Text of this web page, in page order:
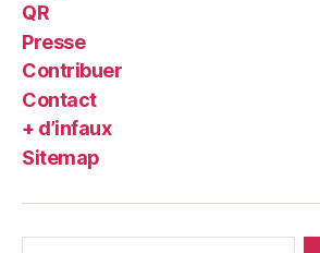
QR
Presse
Contribuer
Contact
+ d’infaux
Sitemap